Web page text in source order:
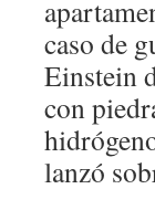
caso de
Einstein
con
lanzó